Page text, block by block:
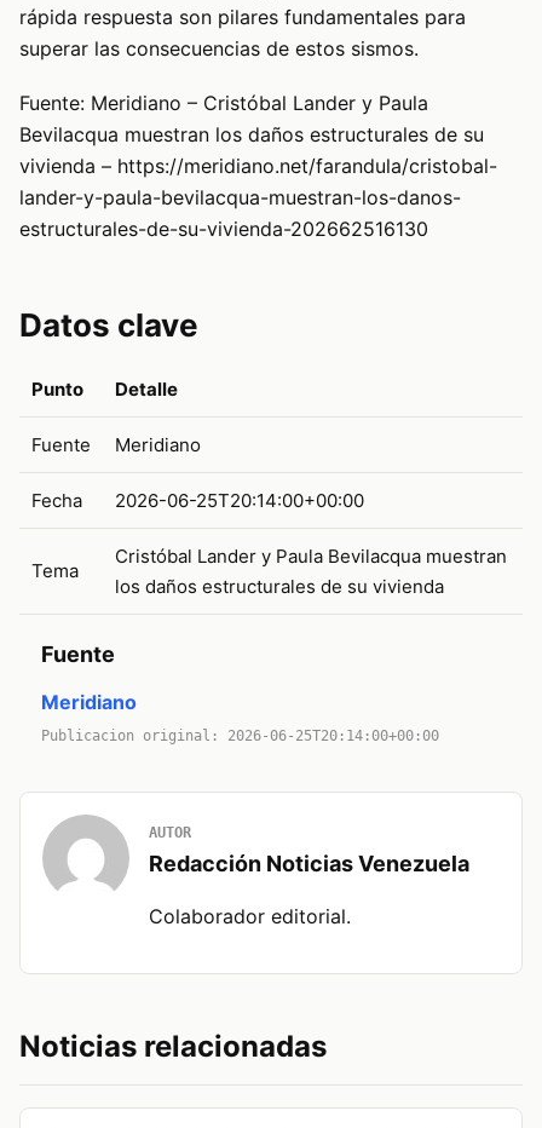
rápida respuesta son pilares fundamentales para
superar las consecuencias de estos sismos.
Fuente: Meridiano – Cristóbal Lander y Paula
Bevilacqua muestran los daños estructurales de su
vivienda – https://meridiano.net/farandula/cristobal-
lander-y-paula-bevilacqua-muestran-los-danos-
estructurales-de-su-vivienda-202662516130
Datos clave
Punto Detalle
Fuente Meridiano
Fecha 2026-06-25T20:14:00+00:00
Tema
Cristóbal Lander y Paula Bevilacqua muestran
los daños estructurales de su vivienda
Fuente
Meridiano
Publicacion original: 2026-06-25T20:14:00+00:00
AUTOR
Redacción Noticias Venezuela
Colaborador editorial.
Noticias relacionadas